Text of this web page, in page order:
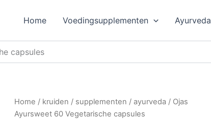
Home Voedingsupplementen Ayurveda
capsules
Home / kruiden / supplementen / ayurveda / Ojas
Ayursweet 60 Vegetarische capsules